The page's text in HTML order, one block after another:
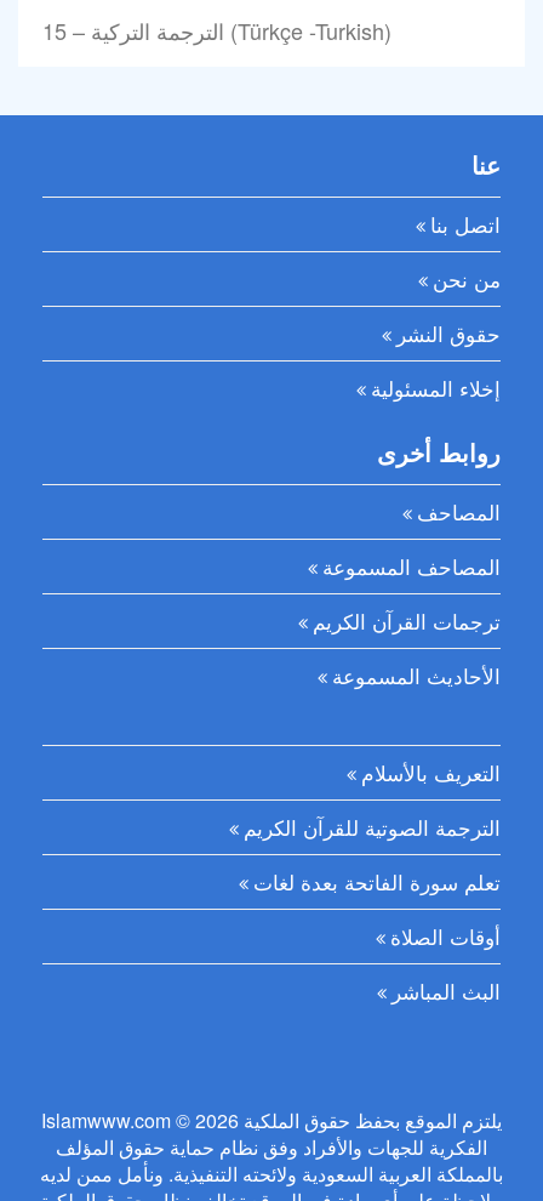
15 – الترجمة التركية (Türkçe -Turkish)
عنا
اتصل بنا
من نحن
حقوق النشر
إخلاء المسئولية
روابط أخرى
المصاحف
المصاحف المسموعة
ترجمات القرآن الكريم
الأحاديث المسموعة
التعريف بالأسلام
الترجمة الصوتية للقرآن الكريم
تعلم سورة الفاتحة بعدة لغات
أوقات الصلاة
البث المباشر
Islamwww.com © 2026 يلتزم الموقع بحفظ حقوق الملكية
الفكرية للجهات والأفراد وفق نظام حماية حقوق المؤلف
بالمملكة العربية السعودية ولائحته التنفيذية. ونأمل ممن لديه